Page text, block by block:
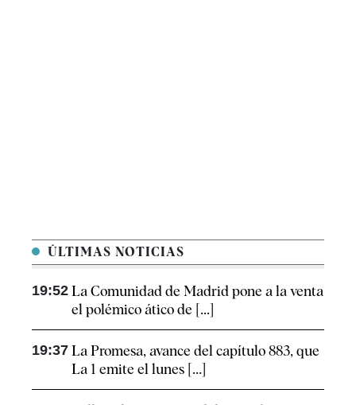
ÚLTIMAS NOTICIAS
19:52 La Comunidad de Madrid pone a la venta
el polémico ático de [...]
19:37 La Promesa, avance del capítulo 883, que
La 1 emite el lunes [...]